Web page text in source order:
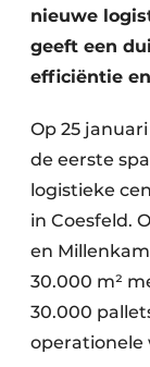
nieuwe
geeft een
efficiëntie
Op 25
de eerste
logistieke
in Coesfeld.
en
30.000 m²
30.000
operationele